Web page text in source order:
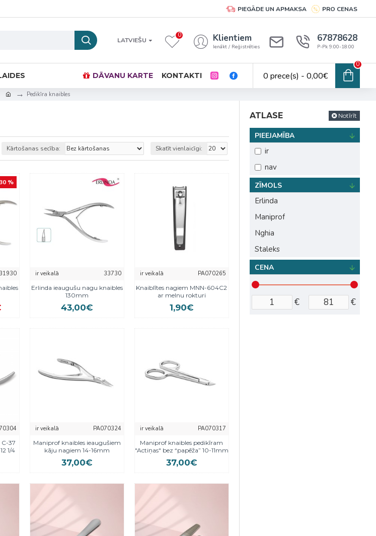
PIEGĀDE UN APMAKSA PRO CENAS
LATVIEŠU
0 Klientiem
Ienākt / Reģistrēties
67878628
P-Pk 9:00-18:00
DĀVANU KARTE KONTAKTI 0 prece(s) - 0,00€
0
Pedikīra knaibles
Kārtošanas secība: Skatīt vienlaicīgi:
%
31930
ir veikalā
33730
Erlinda ieaugušu nagu knaibles
130mm
43,00€
ir veikalā
PA070265
Knaiblītes nagiem MNN-604C2
ar melnu rokturi
1,90€
37
1/4
ir veikalā
PA070324
Maniprof knaibles ieaugušiem
kāju nagiem 14-16mm
37,00€
ir veikalā
PA070317
Maniprof knaibles pedikīram
"Actiņas" bez “papēža” 10-11mm
37,00€
ATLASE Notīrīt
CENA
€ €
ZĪMOLS
Erlinda
Maniprof
Nghia
Staleks
PIEEJAMĪBA
ir
nav